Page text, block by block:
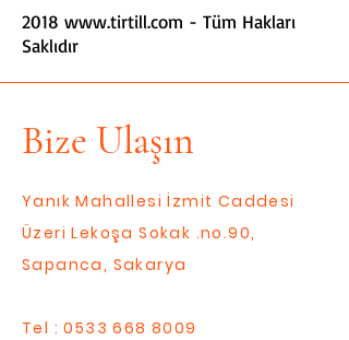
2018 www.tirtill.com - Tüm Hakları
Saklıdır
Bize Ulaşın
Yanık Mahallesi İzmit Caddesi
Üzeri Lekoşa Sokak .no.90,
Sapanca, Sakarya
Tel :0533 668 8009